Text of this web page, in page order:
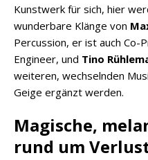
Kunstwerk für sich, hier
wunderbare Klänge von
Percussion, er ist auch Co-
Engineer, und Tino
weiteren, wechselnden
Geige ergänzt werden.
Magische,
rund um